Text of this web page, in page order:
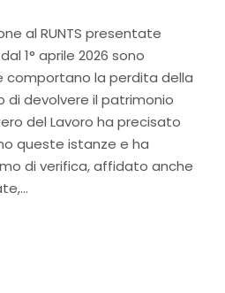
al RUNTS presentate
1° aprile 2026 sono
comportano la perdita della
di devolvere il patrimonio
del Lavoro ha precisato
queste istanze e ha
di verifica, affidato anche